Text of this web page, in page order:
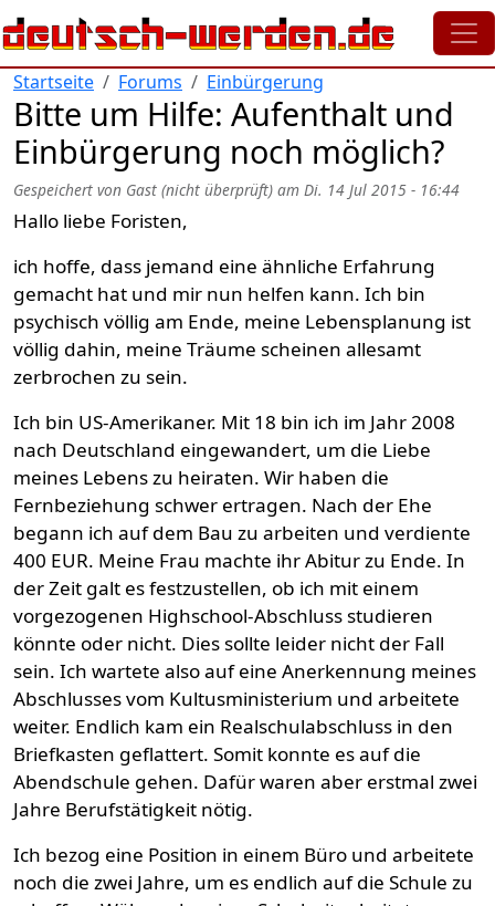
Direkt zum Inhalt
Startseite Forums Einbürgerung
Bitte um Hilfe: Aufenthalt und
Einbürgerung noch möglich?
Gespeichert von Gast (nicht überprüft) am Di. 14 Jul 2015 - 16:44
Hallo liebe Foristen,
ich hoffe, dass jemand eine ähnliche Erfahrung
gemacht hat und mir nun helfen kann. Ich bin
psychisch völlig am Ende, meine Lebensplanung ist
völlig dahin, meine Träume scheinen allesamt
zerbrochen zu sein.
Ich bin US-Amerikaner. Mit 18 bin ich im Jahr 2008
nach Deutschland eingewandert, um die Liebe
meines Lebens zu heiraten. Wir haben die
Fernbeziehung schwer ertragen. Nach der Ehe
begann ich auf dem Bau zu arbeiten und verdiente
400 EUR. Meine Frau machte ihr Abitur zu Ende. In
der Zeit galt es festzustellen, ob ich mit einem
vorgezogenen Highschool-Abschluss studieren
könnte oder nicht. Dies sollte leider nicht der Fall
sein. Ich wartete also auf eine Anerkennung meines
Abschlusses vom Kultusministerium und arbeitete
weiter. Endlich kam ein Realschulabschluss in den
Briefkasten geflattert. Somit konnte es auf die
Abendschule gehen. Dafür waren aber erstmal zwei
Jahre Berufstätigkeit nötig.
Ich bezog eine Position in einem Büro und arbeitete
noch die zwei Jahre, um es endlich auf die Schule zu